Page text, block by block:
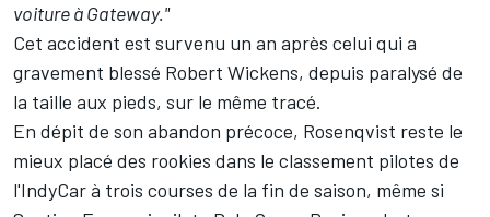
voiture à Gateway."
Cet accident est survenu un an après celui qui a
gravement blessé Robert Wickens, depuis paralysé de
la taille aux pieds, sur le même tracé.
En dépit de son abandon précoce, Rosenqvist reste le
mieux placé des rookies dans le classement pilotes de
l'IndyCar à trois courses de la fin de saison, même si